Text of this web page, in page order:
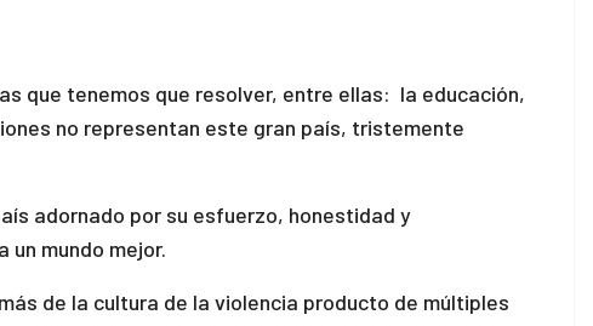
que tenemos que resolver, entre ellas: la educación,
no representan este gran país, tristemente
adornado por su esfuerzo, honestidad y
mundo mejor.
de la cultura de la violencia producto de múltiples